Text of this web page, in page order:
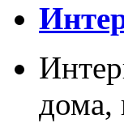
дома,